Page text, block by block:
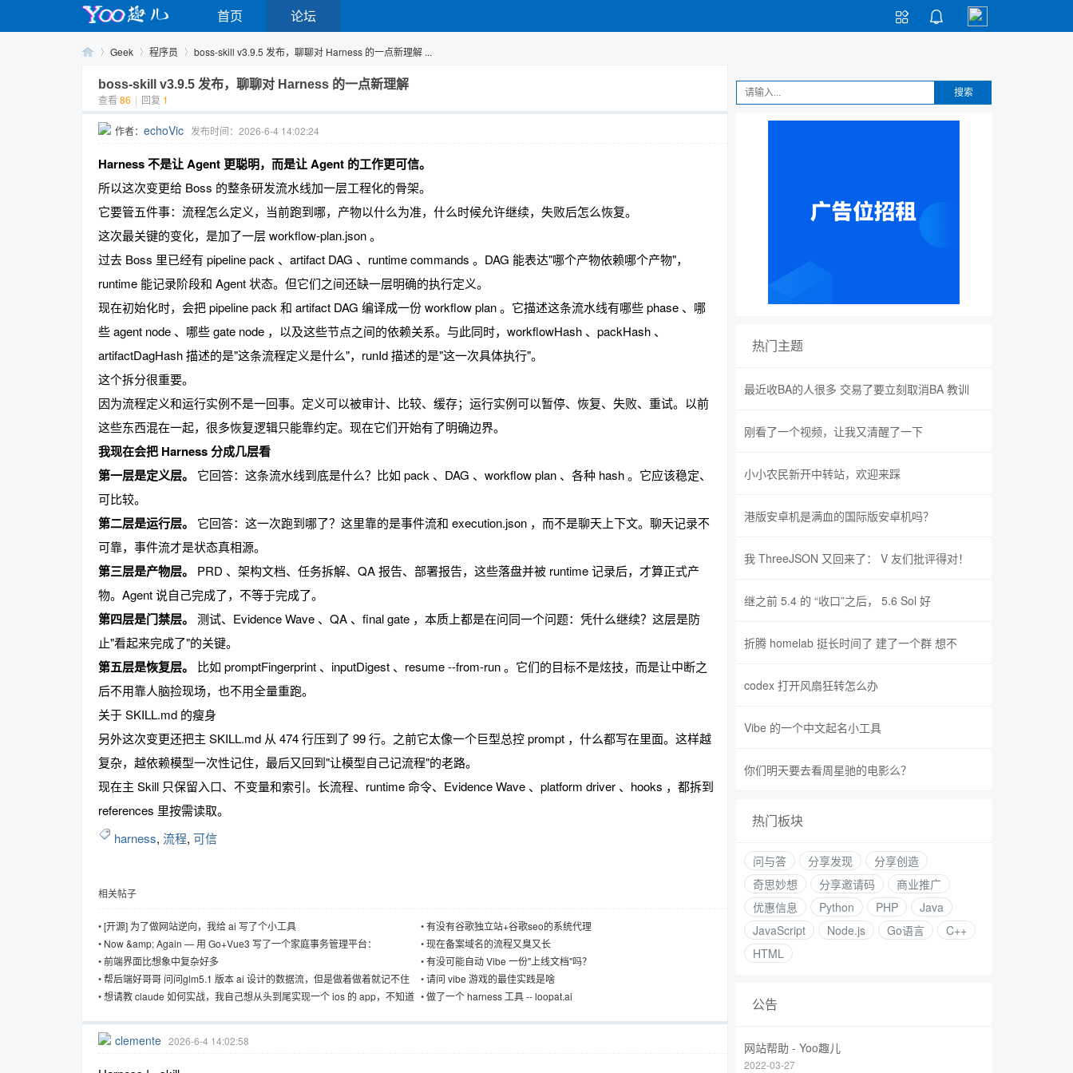


首页 论坛
Geek 程序员 boss-skill v3.9.5 发布，聊聊对 Harness 的一点新理解 ...
boss-skill v3.9.5 发布，聊聊对 Harness 的一点新理解
查看 86 | 回复 1
作者： echoVic 发布时间：2026-6-4 14:02:24
Harness 不是让 Agent 更聪明，而是让 Agent 的工作更可信。
所以这次变更给 Boss 的整条研发流水线加一层工程化的骨架。
它要管五件事：流程怎么定义，当前跑到哪，产物以什么为准，什么时候允许继续，失败后怎么恢复。
这次最关键的变化，是加了一层 workflow-plan.json 。
过去 Boss 里已经有 pipeline pack 、artifact DAG 、runtime commands 。DAG 能表达"哪个产物依赖哪个产物"，
runtime 能记录阶段和 Agent 状态。但它们之间还缺一层明确的执行定义。
现在初始化时，会把 pipeline pack 和 artifact DAG 编译成一份 workflow plan 。它描述这条流水线有哪些 phase 、哪
些 agent node 、哪些 gate node ，以及这些节点之间的依赖关系。与此同时，workflowHash 、packHash 、
artifactDagHash 描述的是"这条流程定义是什么"，runId 描述的是"这一次具体执行"。
这个拆分很重要。
因为流程定义和运行实例不是一回事。定义可以被审计、比较、缓存；运行实例可以暂停、恢复、失败、重试。以前
这些东西混在一起，很多恢复逻辑只能靠约定。现在它们开始有了明确边界。
我现在会把 Harness 分成几层看
第一层是定义层。
它回答：这条流水线到底是什么？比如 pack 、DAG 、workflow plan 、各种 hash 。它应该稳定、
可比较。
第二层是运行层。
它回答：这一次跑到哪了？这里靠的是事件流和 execution.json ，而不是聊天上下文。聊天记录不
可靠，事件流才是状态真相源。
第三层是产物层。
PRD 、架构文档、任务拆解、QA 报告、部署报告，这些落盘并被 runtime 记录后，才算正式产
物。Agent 说自己完成了，不等于完成了。
第四层是门禁层。
测试、Evidence Wave 、QA 、final gate ，本质上都是在问同一个问题：凭什么继续？这层是防
止"看起来完成了"的关键。
第五层是恢复层。
比如 promptFingerprint 、inputDigest 、resume --from-run 。它们的目标不是炫技，而是让中断之
后不用靠人脑捡现场，也不用全量重跑。
关于 SKILL.md 的瘦身
另外这次变更还把主 SKILL.md 从 474 行压到了 99 行。之前它太像一个巨型总控 prompt ，什么都写在里面。这样越
复杂，越依赖模型一次性记住，最后又回到"让模型自己记流程"的老路。
现在主 Skill 只保留入口、不变量和索引。长流程、runtime 命令、Evidence Wave 、platform driver 、hooks ，都拆到
references 里按需读取。
harness, 流程, 可信
相关帖子
•[开源] 为了做网站逆向，我给 ai 写了个小工具 •有没有谷歌独立站+谷歌seo的系统代理
• Now &amp; Again — 用 Go+Vue3 写了一个家庭事务管理平台：
Web/CLI/API 三端统一，插件化架构，支持巡检+AI 助手
•现在备案域名的流程又臭又长
•前端界面比想象中复杂好多 •有没可能自动 Vibe 一份"上线文档"吗？
•帮后端好哥哥 问问glm5.1 版本 ai 设计的数据流，但是做着做着就记不住
了，要过一会提醒下
•请问 vibe 游戏的最佳实践是啥
•想请教 claude 如何实战，我自己想从头到尾实现一个 ios 的 app，不知道 •做了一个 harness 工具 -- loopat.ai
clemente 2026-6-4 14:02:58
搜索
热门主题
最近收BA的人很多 交易了要立刻取消BA 教训
刚看了一个视频，让我又清醒了一下
小小农民新开中转站，欢迎来踩
港版安卓机是满血的国际版安卓机吗？
我 ThreeJSON 又回来了： V 友们批评得对！
继之前 5.4 的 “收口”之后， 5.6 Sol 好
折腾 homelab 挺长时间了 建了一个群 想不
codex 打开风扇狂转怎么办
Vibe 的一个中文起名小工具
你们明天要去看周星驰的电影么？
热门板块
问与答 分享发现
分享创造
奇思妙想
分享邀请码
商业推广
优惠信息
Python PHP
Java
JavaScript
Node.js Go语言
C++
HTML
公告
网站帮助 - Yoo趣儿
2022-03-27